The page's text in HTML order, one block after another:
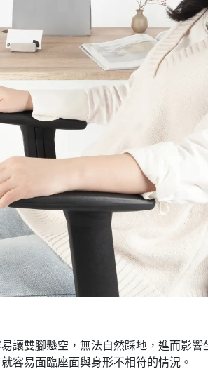
讓雙腳懸空，無法自然踩地，進而影
容易面臨座面與身形不相符的情況。